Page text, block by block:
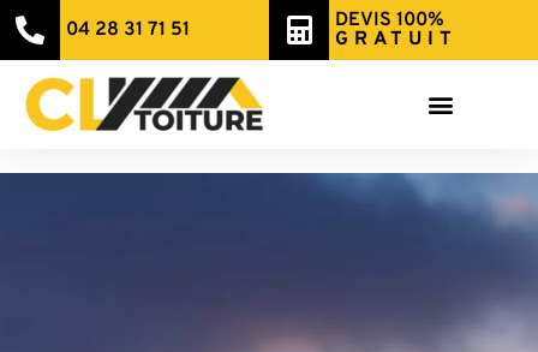
04 28 31 71 51
DEVIS 100%
GRATUIT